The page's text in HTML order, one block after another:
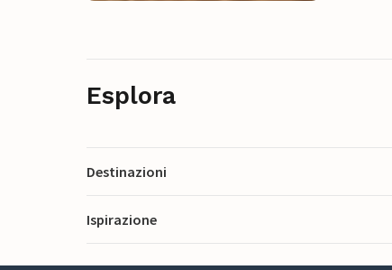
Esplora
Destinazioni
Ispirazione